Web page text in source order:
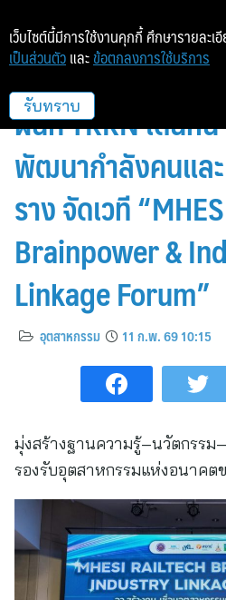
กระทรวง อว. – บพ
ผนึก TRRN เดินห
พัฒนากำลังคนและ
ราง จัดเวที
Brainpower &
Linkage Forum”
อุตสาหกรรม 11 ก.พ. 69 10:15
มุ่งสร้างฐานความรู้–นวัตกรรม
รองรับอุตสาหกรรมแห่งอนาคต
เว็บไซต์นี้มีการใช้งานคุกกี้ ศึกษารายละเ
เป็นส่วนตัว และ ข้อตกลงการใช้บริการ
รับทราบ